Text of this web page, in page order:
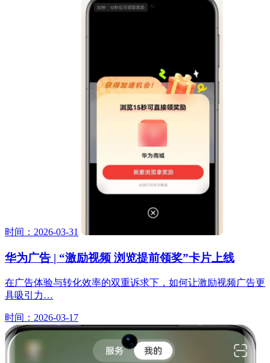
时间：2026-03-31
华为广告 | “激励视频 浏览提前领奖”卡片上线
在广告体验与转化效率的双重诉求下，如何让激励视频广告更
具吸引力…
时间：2026-03-17